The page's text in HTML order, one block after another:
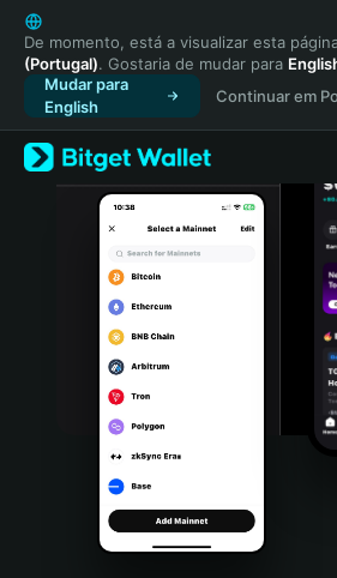
English
日本語
Tiếng Việt
Русский
Español (Latinoamérica)
Türkçe
Italiano
Português (Portugal)
Bahasa Indonesia
Português (Brasil)
Español (Argentina)
De momento, está a visualizar esta
(Portugal). Gostaria de mudar para
Mudar para
English
Continuar em